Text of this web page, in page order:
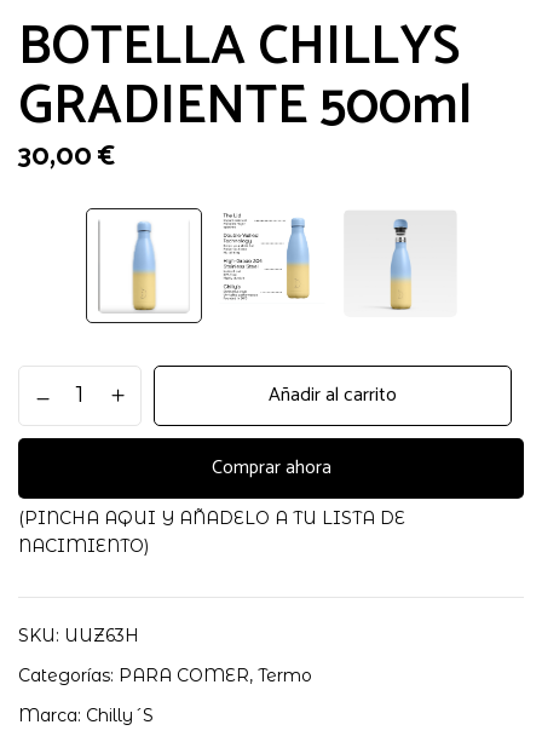
BOTELLA CHILLYS
GRADIENTE 500ml
30,00€
CHILLYS
GRADIENTE
cantidad
Añadir al carrito
Comprar ahora
(PINCHA AQUI Y AÑADELO A TU LISTA DE
NACIMIENTO)
SKU: UUZ63H
Categorías: PARA COMER, Termo
Marca: Chilly´s